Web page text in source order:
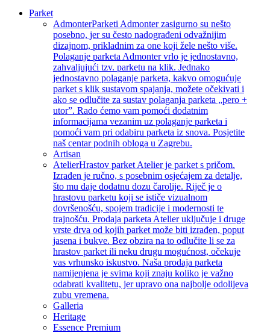
Parket
AdmonterParketi Admonter zasigurno su nešto
posebno, jer su često nadograđeni odvažnijim
dizajnom, prikladnim za one koji žele nešto više.
Polaganje parketa Admonter vrlo je jednostavno,
zahvaljujući tzv. parketu na klik. Jednako
jednostavno polaganje parketa, kakvo omogućuje
parket s klik sustavom spajanja, možete očekivati i
ako se odlučite za sustav polaganja parketa „pero +
utor”. Rado ćemo vam pomoći dodatnim
informacijama vezanim uz polaganje parketa i
pomoći vam pri odabiru parketa iz snova. Posjetite
naš centar podnih obloga u Zagrebu.
Artisan
AtelierHrastov parket Atelier je parket s pričom.
Izrađen je ručno, s posebnim osjećajem za detalje,
što mu daje dodatnu dozu čarolije. Riječ je o
hrastovu parketu koji se ističe vizualnom
dovršenošću, spojem tradicije i modernosti te
trajnošću. Prodaja parketa Atelier uključuje i druge
vrste drva od kojih parket može biti izrađen, poput
jasena i bukve. Bez obzira na to odlučite li se za
hrastov parket ili neku drugu mogućnost, očekuje
vas vrhunsko iskustvo. Naša prodaja parketa
namijenjena je svima koji znaju koliko je važno
odabrati kvalitetu, jer upravo ona najbolje odolijeva
zubu vremena.
Galleria
Heritage
Essence Premium